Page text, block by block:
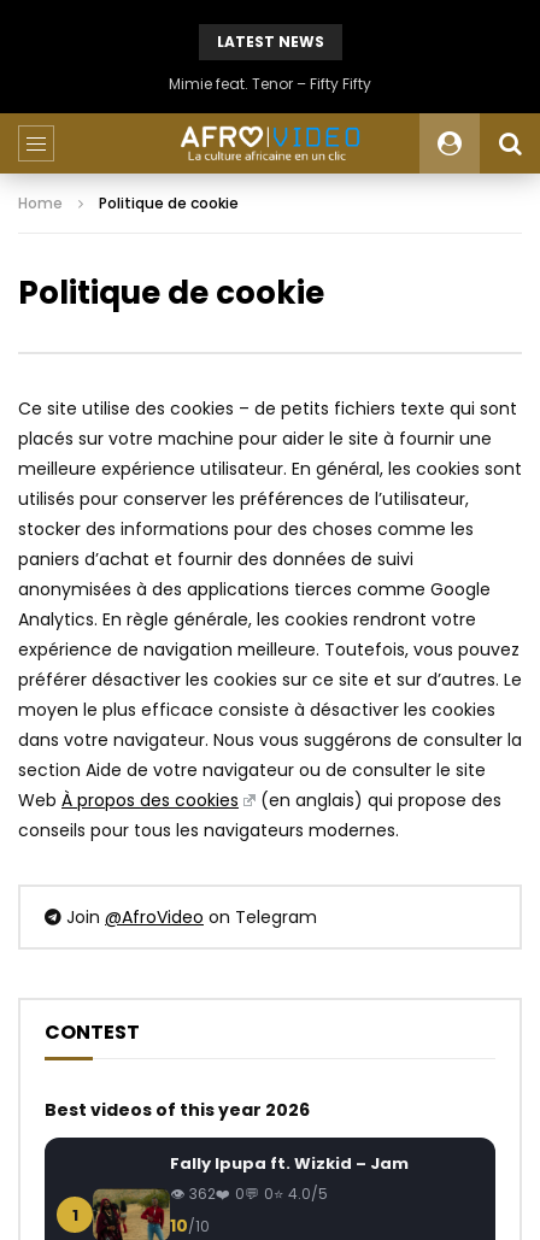
LATEST NEWS
Mimie feat. Tenor – Fifty Fifty
Home Politique de cookie
Politique de cookie
Ce site utilise des cookies – de petits fichiers texte qui sont
placés sur votre machine pour aider le site à fournir une
meilleure expérience utilisateur. En général, les cookies sont
utilisés pour conserver les préférences de l’utilisateur,
stocker des informations pour des choses comme les
paniers d’achat et fournir des données de suivi
anonymisées à des applications tierces comme Google
Analytics. En règle générale, les cookies rendront votre
expérience de navigation meilleure. Toutefois, vous pouvez
préférer désactiver les cookies sur ce site et sur d’autres. Le
moyen le plus efficace consiste à désactiver les cookies
dans votre navigateur. Nous vous suggérons de consulter la
section Aide de votre navigateur ou de consulter le site
Web À propos des cookies
(en anglais) qui propose des
conseils pour tous les navigateurs modernes.
Join @AfroVideo on Telegram
CONTEST
Best videos of this year 2026
1
Fally Ipupa ft. Wizkid – Jam
362 0 0 4.0/5
10/10